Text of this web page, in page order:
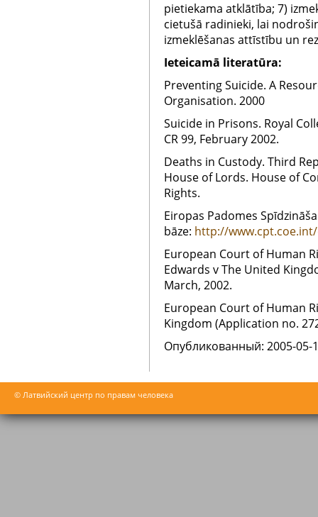
pietiekama atklātība; 7)
cietušā radinieki, lai
izmeklēšanas attīstību un
Ieteicamā literatūra:
Preventing Suicide. A
Organisation. 2000
Suicide in Prisons. Royal
CR 99, February 2002.
Deaths in Custody. Third
House of Lords. House of
Rights.
Eiropas Padomes
bāze: http://
European Court of Human
Edwards v The United
March, 2002.
European Court of Human
Kingdom (Application no.
Oпубликованный: 2005-05-
© Латвийский центр по правам человека